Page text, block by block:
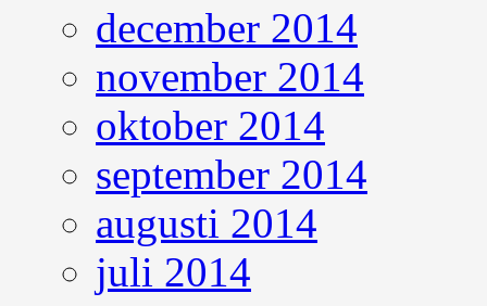
december 2014
november 2014
oktober 2014
september 2014
augusti 2014
juli 2014